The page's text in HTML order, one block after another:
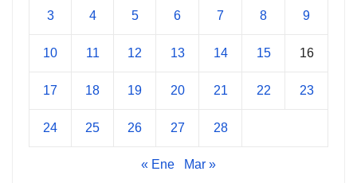
3 4 5 6 7 8 9
10 11 12 13 14 15 16
17 18 19 20 21 22 23
24 25 26 27 28
« Ene Mar »